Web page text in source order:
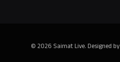
© 2026 Saimat Live. Designed by